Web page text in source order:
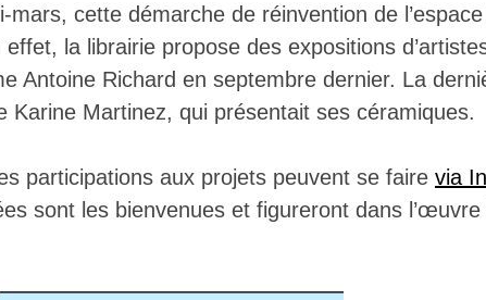
mars, cette démarche de réinvention de
effet, la librairie propose des expositions
Antoine Richard en septembre dernier. La
Karine Martinez, qui présentait ses céramiques.
participations aux projets peuvent se faire via
sont les bienvenues et figureront dans l’œuvre